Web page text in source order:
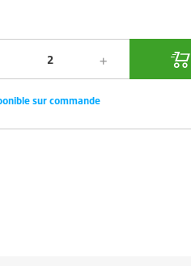
sur commande